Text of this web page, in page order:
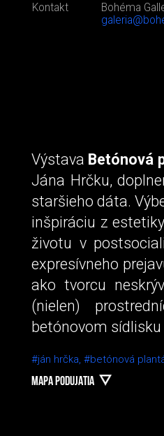
Kontakt
Bohéma
Výstava Betónová
Jána Hrčku,
staršieho dáta.
inšpiráciu z
životu v
expresívneho
ako tvorcu
(nielen)
betónovom sídlisku
#ján hrčka, #betónová
MAPA PODUJATIA